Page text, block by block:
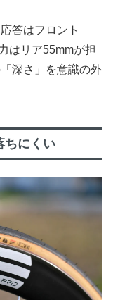
答はフロント
はリア55mmが担
深さ」を意識の外
ちにくい